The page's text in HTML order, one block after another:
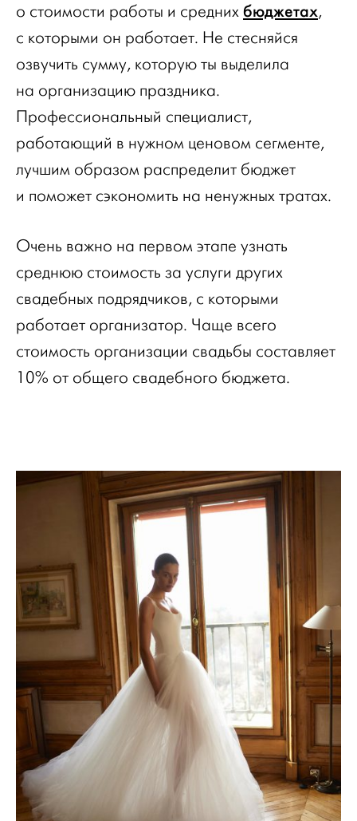
о стоимости работы и средних бюджетах,
с которыми он работает. Не стесняйся
озвучить сумму, которую ты выделила
на организацию праздника.
Профессиональный специалист,
работающий в нужном ценовом сегменте,
лучшим образом распределит бюджет
и поможет сэкономить на ненужных тратах.
Очень важно на первом этапе узнать
среднюю стоимость за услуги других
свадебных подрядчиков, с которыми
работает организатор. Чаще всего
стоимость организации свадьбы составляет
10% от общего свадебного бюджета.